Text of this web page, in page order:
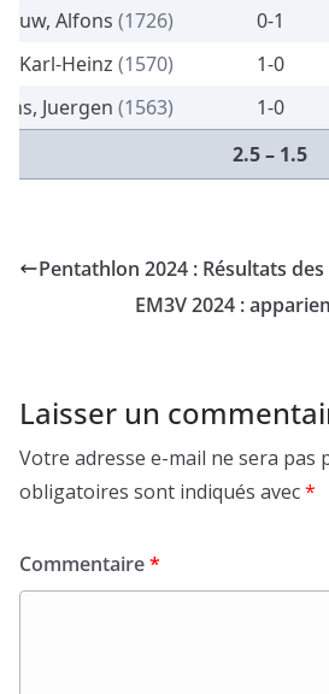
Alfons (1726) 0-1
Karl-Heinz (1570) 1-0
Juergen (1563) 1-0
2.5 – 1.5
Pentathlon 2024 : Résultats
EM3V 2024 :
Laisser un
Votre adresse e-mail ne sera pas
obligatoires sont indiqués avec*
Commentaire*